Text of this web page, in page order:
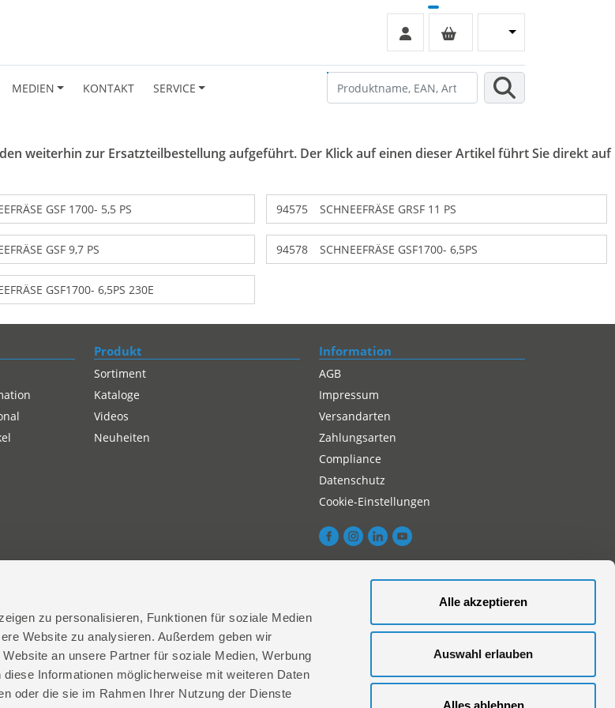
zu personalisieren, Funktionen für soziale Medien
Website zu analysieren. Außerdem geben wir
an unsere Partner für soziale Medien, Werbung
Informationen möglicherweise mit weiteren Daten
oder die sie im Rahmen Ihrer Nutzung der Dienste
Alle akzeptieren
Auswahl erlauben
Alles ablehnen
MEDIEN KONTAKT SERVICE
weiterhin zur Ersatzteilbestellung aufgeführt. Der Klick auf einen dieser Artikel führt Sie direkt auf
GSF 1700- 5,5 PS 94575 SCHNEEFRÄSE GRSF 11 PS
GSF 9,7 PS 94578 SCHNEEFRÄSE GSF1700- 6,5PS
GSF1700- 6,5PS 230E
Produkt
Sortiment
Kataloge
Videos
Neuheiten
Information
AGB
Impressum
Versandarten
Zahlungsarten
Compliance
Datenschutz
Cookie-Einstellungen
+49 (0)7904-700-0 Kontaktieren Sie uns hier